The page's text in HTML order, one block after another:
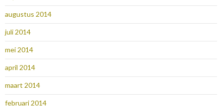
augustus 2014
juli 2014
mei 2014
april 2014
maart 2014
februari 2014